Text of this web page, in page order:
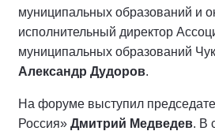
муниципальных образований и
исполнительный директор
муниципальных образований
Александр Дудоров.
На форуме выступил
Россия» Дмитрий Медведев. В